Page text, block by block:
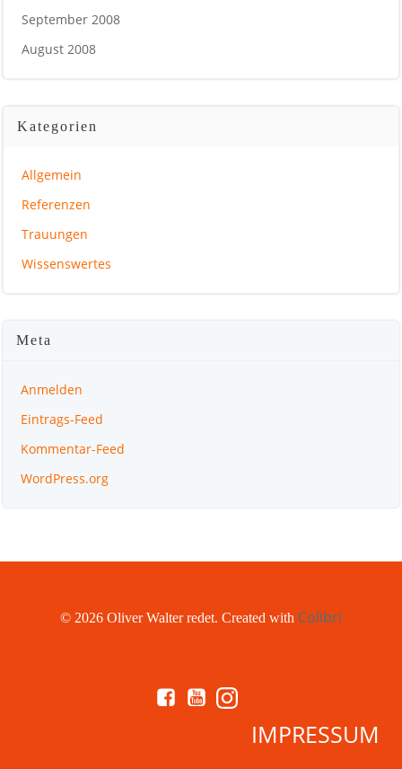
September 2008
August 2008
Kategorien
Allgemein
Referenzen
Trauungen
Wissenswertes
Meta
Anmelden
Eintrags-Feed
Kommentar-Feed
WordPress.org
© 2026 Oliver Walter redet. Created with Colibri
IMPRESSUM